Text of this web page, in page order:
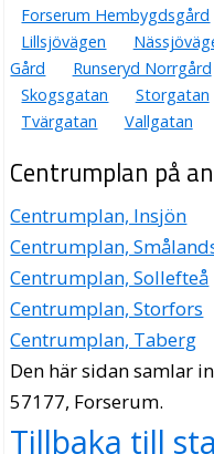
Forserum Hembygdsgård
Lillsjövägen
Gård
Runseryd Norrgård
Skogsgatan
Storgatan
Tvärgatan
Vallgatan
Centrumplan på
Centrumplan, Insjön
Centrumplan,
Centrumplan, Sollefteå
Centrumplan, Storfors
Centrumplan, Taberg
Den här sidan samlar
57177, Forserum.
Tillbaka till